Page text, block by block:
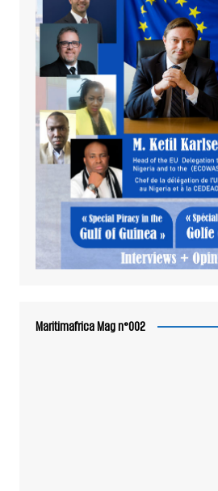
Maritimafrica Mag n°002